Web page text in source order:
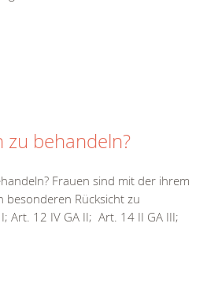
zu behandeln?
Frauen sind mit der ihrem
besonderen Rücksicht zu
Art. 12 IV GA II; Art. 14 II GA III;